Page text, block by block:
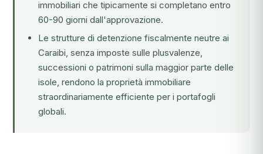
immobiliari che tipicamente si completano entro
60-90 giorni dall'approvazione.
Le strutture di detenzione fiscalmente neutre ai
Caraibi, senza imposte sulle plusvalenze,
successioni o patrimoni sulla maggior parte delle
isole, rendono la proprietà immobiliare
straordinariamente efficiente per i portafogli
globali.